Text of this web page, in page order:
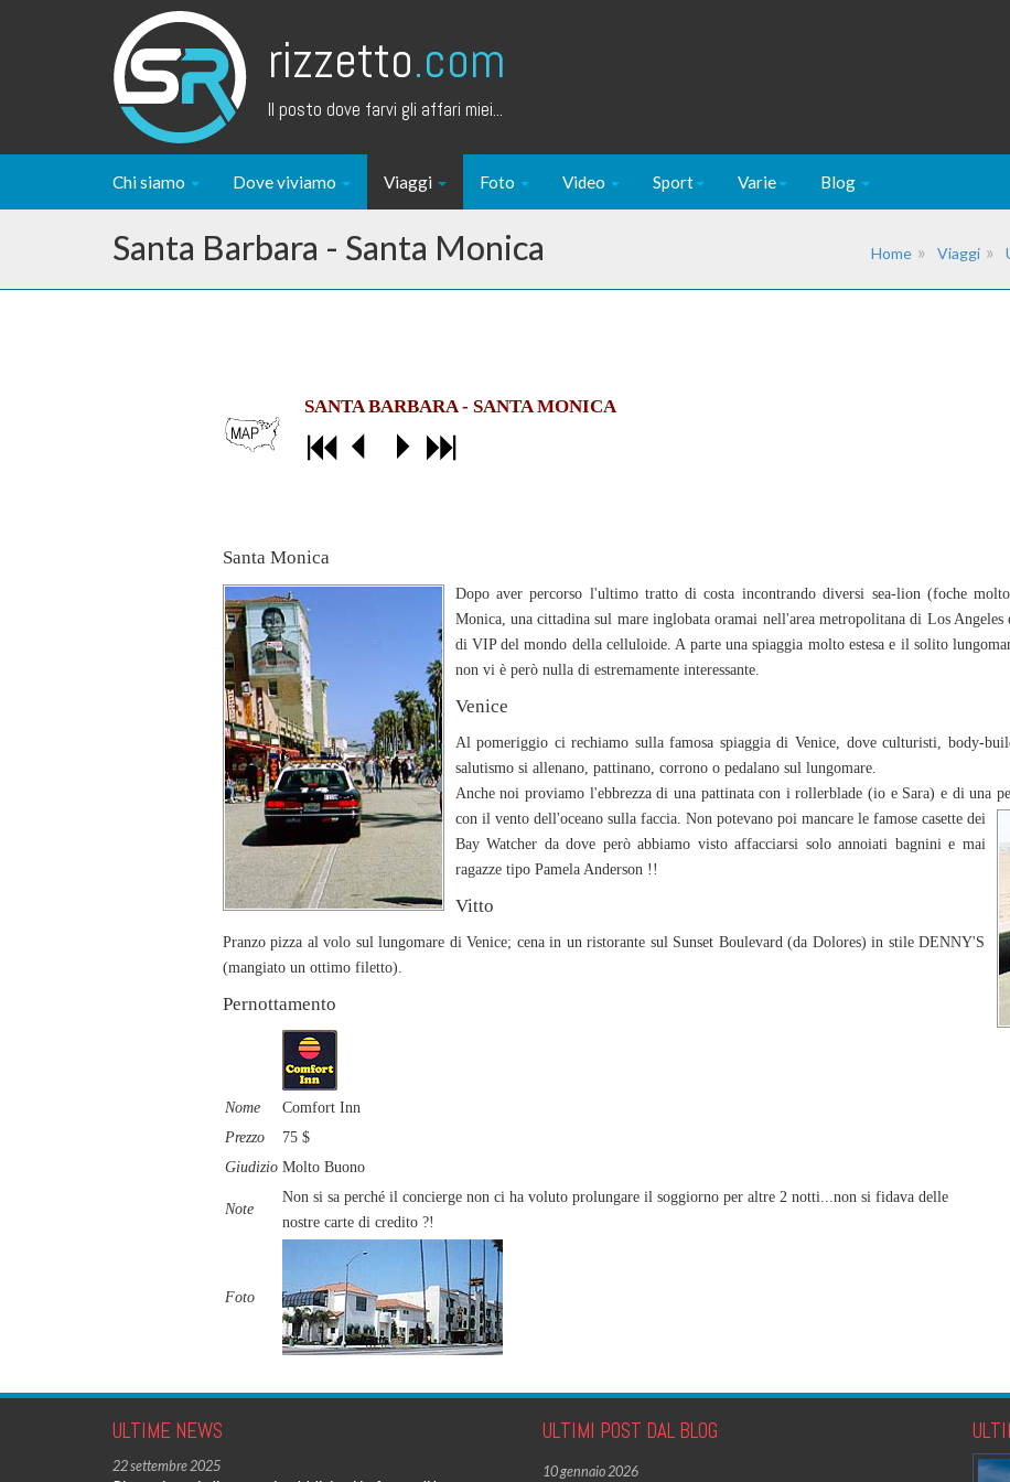
rizzetto.com
Il posto dove farvi gli affari miei...
Chi siamo Dove viviamo Viaggi Foto Video Sport Varie Blog
Santa Barbara - Santa Monica Home Viaggi
SANTA BARBARA - SANTA MONICA
Santa Monica
Dopo aver percorso l'ultimo tratto di costa incontrando diversi sea-lion (foche
Monica, una cittadina sul mare inglobata oramai nell'area metropolitana di Los
di VIP del mondo della celluloide. A parte una spiaggia molto estesa e il solito
non vi è però nulla di estremamente interessante.
Venice
Al pomeriggio ci rechiamo sulla famosa spiaggia di Venice, dove culturisti, body-
salutismo si allenano, pattinano, corrono o pedalano sul lungomare.
Anche noi proviamo l'ebbrezza di una pattinata con i rollerblade (io e Sara) e di una
con il vento dell'oceano sulla faccia. Non potevano poi mancare le famose casette dei
Bay Watcher da dove però abbiamo visto affacciarsi solo annoiati bagnini e mai
ragazze tipo Pamela Anderson !!
Vitto
Pranzo pizza al volo sul lungomare di Venice; cena in un ristorante sul Sunset Boulevard (da Dolores) in stile DENNY'S
(mangiato un ottimo filetto).
Pernottamento
Nome
Comfort Inn
Prezzo
75 $
Giudizio Molto Buono
Note
Non si sa perché il concierge non ci ha voluto prolungare il soggiorno per altre 2 notti...non si fidava delle
nostre carte di credito ?!
Foto
ULTIME NEWS
22 settembre 2025
ULTIMI POST DAL BLOG
10 gennaio 2026